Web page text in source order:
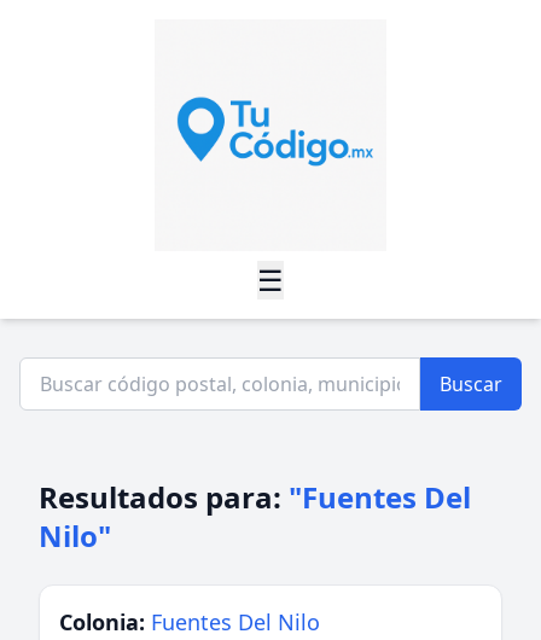
☰
Buscar
Resultados para: "Fuentes Del
Nilo"
Colonia: Fuentes Del Nilo